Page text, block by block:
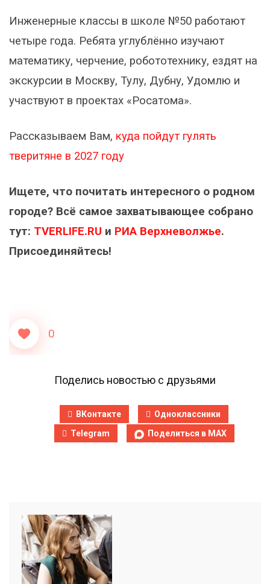
Инженерные классы в школе №50 работают
четыре года. Ребята углублённо изучают
математику, черчение, робототехнику, ездят на
экскурсии в Москву, Тулу, Дубну, Удомлю и
участвуют в проектах «Росатома».
Рассказываем Вам, куда пойдут гулять
тверитяне в 2027 году
Ищете, что почитать интересного о родном
городе? Всё самое захватывающее собрано
тут: TVERLIFE.RU и РИА Верхневолжье.
Присоединяйтесь!
0
Поделись новостью с друзьями
ВКонтакте
Одноклассники
Telegram
Поделиться в MAX